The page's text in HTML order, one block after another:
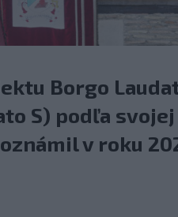
Borgo
S) podľa svojej
v roku